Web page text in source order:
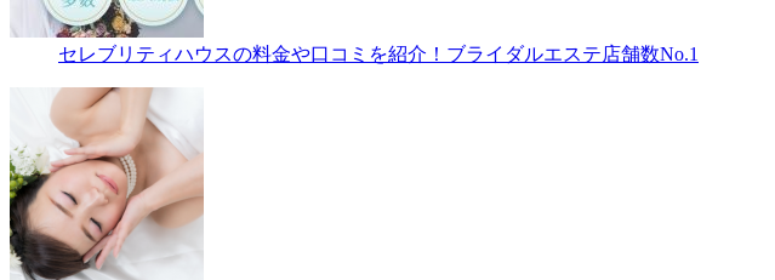
セレブリティハウスの料金や口コミを紹介！ブライダルエステ店舗数No.1